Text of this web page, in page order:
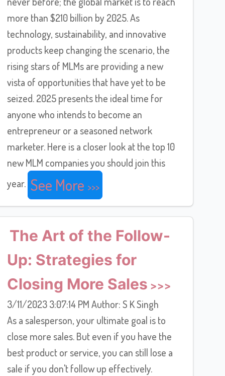
more than $210 billion by 2025. As
technology, sustainability, and innovative
products keep changing the scenario, the
rising stars of MLMs are providing a new
vista of opportunities that have yet to be
seized. 2025 presents the ideal time for
anyone who intends to become an
entrepreneur or a seasoned network
marketer. Here is a closer look at the top 10
new MLM companies you should join this
year. See More
The Art of the Follow-
Up: Strategies for
Closing More Sales
3/11/2023 3:07:14 PM Author: S K Singh
As a salesperson, your ultimate goal is to
close more sales. But even if you have the
best product or service, you can still lose a
sale if you don't follow up effectively.